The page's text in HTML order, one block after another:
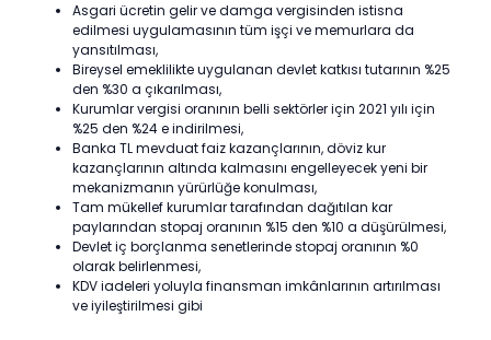
Asgari ücretin gelir ve damga vergisinden istisna
edilmesi uygulamasının tüm işçi ve memurlara da
yansıtılması,
Bireysel emeklilikte uygulanan devlet katkısı tutarının %25
den %30 a çıkarılması,
Kurumlar vergisi oranının belli sektörler için 2021 yılı için
%25 den %24 e indirilmesi,
Banka TL mevduat faiz kazançlarının, döviz kur
kazançlarının altında kalmasını engelleyecek yeni bir
mekanizmanın yürürlüğe konulması,
Tam mükellef kurumlar tarafından dağıtılan kar
paylarından stopaj oranının %15 den %10 a düşürülmesi,
Devlet iç borçlanma senetlerinde stopaj oranının %0
olarak belirlenmesi,
KDV iadeleri yoluyla finansman imkânlarının artırılması
ve iyileştirilmesi gibi